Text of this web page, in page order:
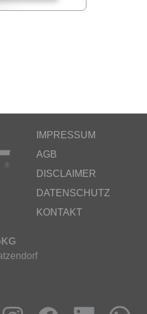
IMPRESSUM
AGB
DISCLAIMER
DATENSCHUTZ
KONTAKT